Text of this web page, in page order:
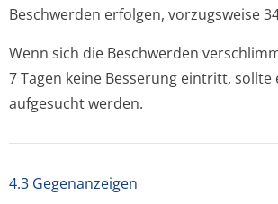
Beschwerden erfolgen, vorzugsweise
Wenn sich die Beschwerden
7 Tagen keine Besserung eintritt, sollte
aufgesucht werden.
4.3 Gegenanzeigen